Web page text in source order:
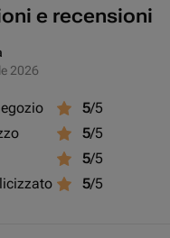
e recensioni
2026
5/5
5/5
5/5
5/5